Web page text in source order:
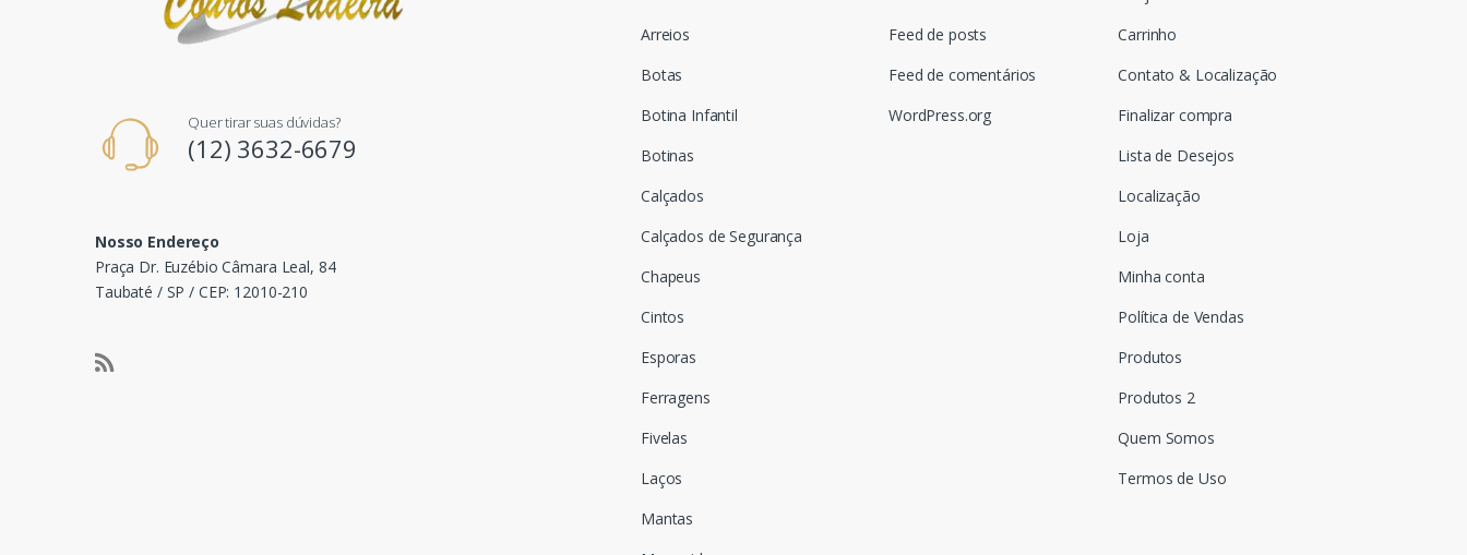
Arreios
Botas
Botina Infantil
Botinas
Calçados
Calçados de Segurança
Chapeus
Cintos
Esporas
Ferragens
Fivelas
Laços
Mantas
Feed de posts
Feed de comentários
WordPress.org
Carrinho
Contato & Localização
Finalizar compra
Lista de Desejos
Localização
Loja
Minha conta
Política de Vendas
Produtos
Produtos 2
Quem Somos
Termos de Uso
Quer tirar suas dúvidas?
(12) 3632-6679
Nosso Endereço
Praça Dr. Euzébio Câmara Leal, 84
Taubaté / SP / CEP: 12010-210